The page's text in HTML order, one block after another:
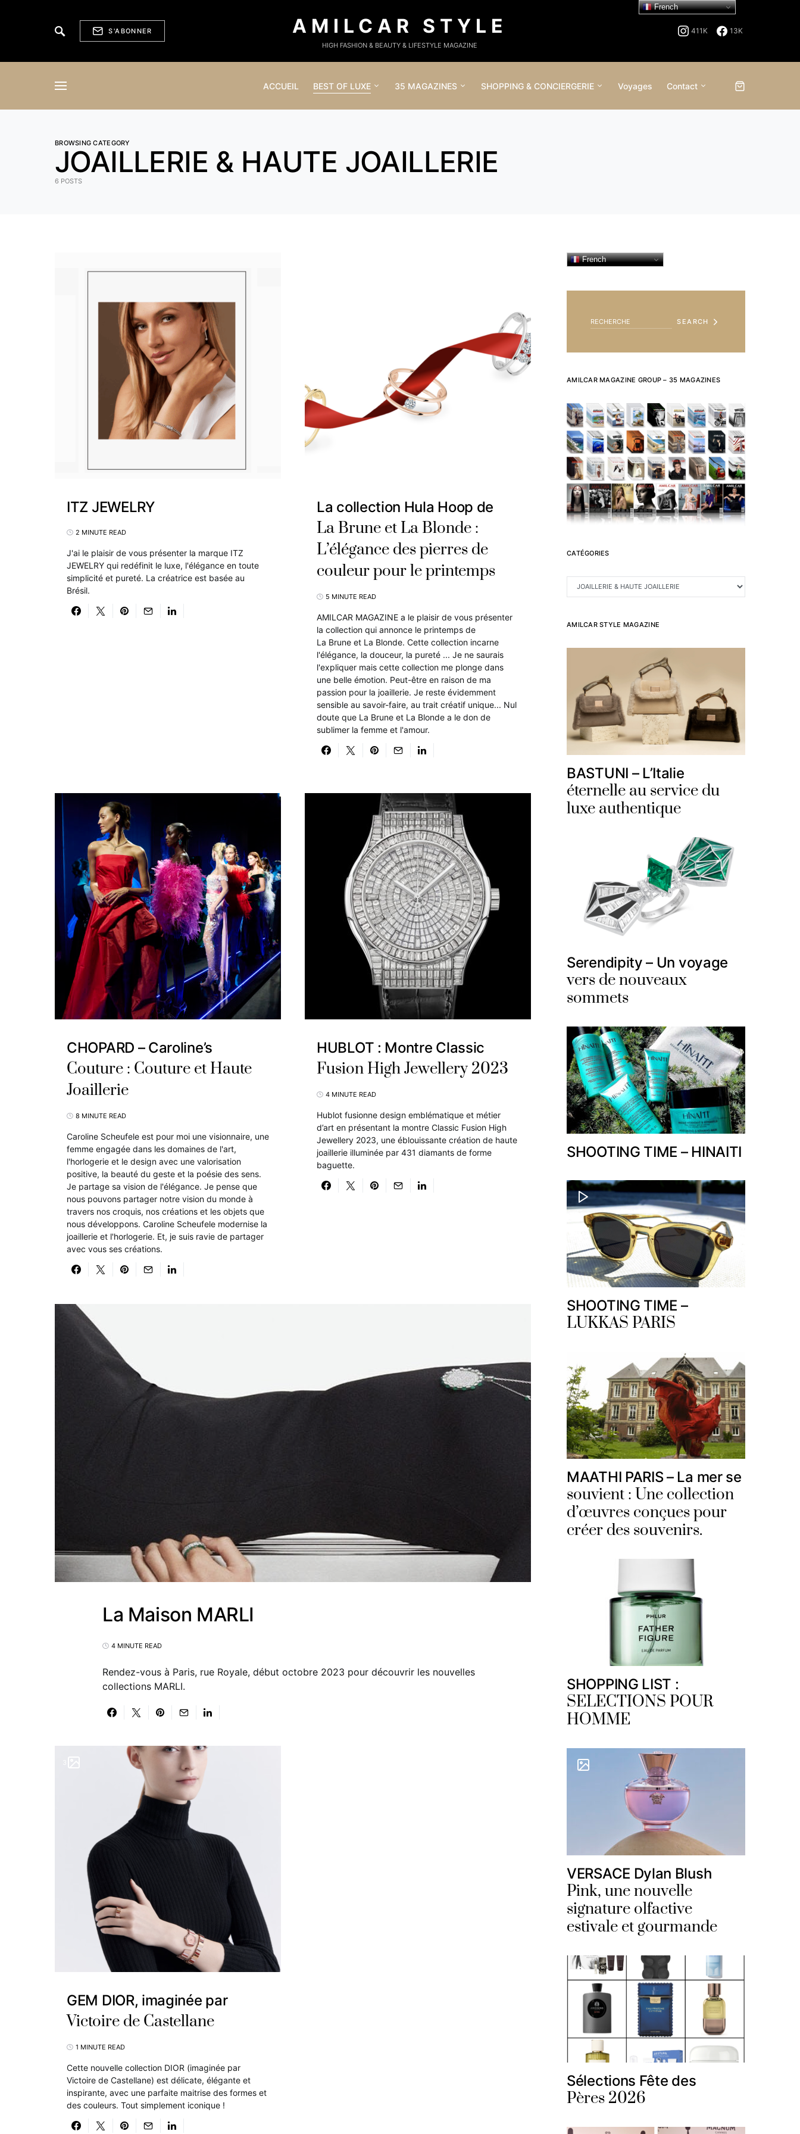
S'ABONNER AMILCAR STYLE
HIGH FASHION & BEAUTY & LIFESTYLE MAGAZINE
411K 13K
ACCUEIL BEST OF LUXE 35 MAGAZINES SHOPPING & CONCIERGERIE Voyages Contact
BROWSING CATEGORY
JOAILLERIE & HAUTE JOAILLERIE
6 POSTS
ITZ JEWELRY
2 MINUTE READ
J'ai le plaisir de vous présenter la marque ITZ
JEWELRY qui redéfinit le luxe, l'élégance en toute
simplicité et pureté. La créatrice est basée au
Brésil.
La collection Hula Hoop de
La Brune et La Blonde :
L’élégance des pierres de
couleur pour le printemps
5 MINUTE READ
AMILCAR MAGAZINE a le plaisir de vous présenter
la collection qui annonce le printemps de
La Brune et La Blonde. Cette collection incarne
l'élégance, la douceur, la pureté ... Je ne saurais
l'expliquer mais cette collection me plonge dans
une belle émotion. Peut-être en raison de ma
passion pour la joaillerie. Je reste évidemment
sensible au savoir-faire, au trait créatif unique... Nul
doute que La Brune et La Blonde a le don de
sublimer la femme et l'amour.
CHOPARD – Caroline’s
Couture : Couture et Haute
Joaillerie
8 MINUTE READ
Caroline Scheufele est pour moi une visionnaire, une
femme engagée dans les domaines de l'art,
l'horlogerie et le design avec une valorisation
positive, la beauté du geste et la poésie des sens.
Je partage sa vision de l'élégance. Je pense que
nous pouvons partager notre vision du monde à
travers nos croquis, nos créations et les objets que
nous développons. Caroline Scheufele modernise la
joaillerie et l'horlogerie. Et, je suis ravie de partager
avec vous ses créations.
HUBLOT : Montre Classic
Fusion High Jewellery 2023
4 MINUTE READ
Hublot fusionne design emblématique et métier
d’art en présentant la montre Classic Fusion High
Jewellery 2023, une éblouissante création de haute
joaillerie illuminée par 431 diamants de forme
baguette.
La Maison MARLI
4 MINUTE READ
Rendez-vous à Paris, rue Royale, début octobre 2023 pour découvrir les nouvelles
collections MARLI.
GEM DIOR, imaginée par
Victoire de Castellane
1 MINUTE READ
Cette nouvelle collection DIOR (imaginée par
Victoire de Castellane) est délicate, élégante et
inspirante, avec une parfaite maitrise des formes et
des couleurs. Tout simplement iconique !
French
SEARCH
AMILCAR MAGAZINE GROUP – 35 MAGAZINES
CATÉGORIES
AMILCAR STYLE MAGAZINE
BASTUNI – L’Italie
éternelle au service du
luxe authentique
Serendipity – Un voyage
vers de nouveaux
sommets
SHOOTING TIME – HINAITI
SHOOTING TIME –
LUKKAS PARIS
MAATHI PARIS – La mer se
souvient : Une collection
d’œuvres conçues pour
créer des souvenirs.
SHOPPING LIST :
SELECTIONS POUR
HOMME
VERSACE Dylan Blush
Pink, une nouvelle
signature olfactive
estivale et gourmande
Sélections Fête des
Pères 2026
French